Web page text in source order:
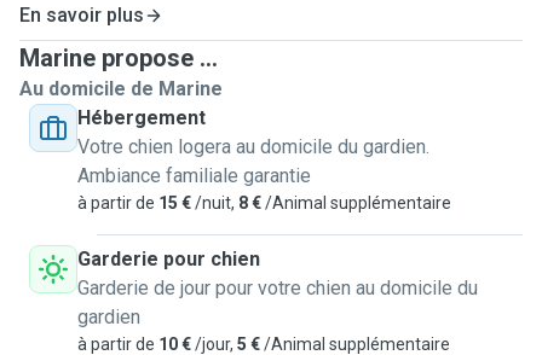
un petit spitz joueur, et un chat câlin ! Autant dire que je
connais bien les besoins de chacun, et que je suis très à
l’aise avec toutes les personnalités, même les plus têtues
!
🌼 Ce que je propose :
Balades dynamiques ou tranquilles selon le besoin de
votre chien
Visites à domicile pour nourrir, jouer et veiller sur vos
animaux
En savoir plus
Marine propose ...
Au domicile de Marine
Hébergement
Votre chien logera au domicile du gardien.
Ambiance familiale garantie
à partir de 15 €/nuit, 8 €/Animal supplémentaire
Garderie pour chien
Garderie de jour pour votre chien au domicile du
gardien
à partir de 10 €/jour, 5 €/Animal supplémentaire